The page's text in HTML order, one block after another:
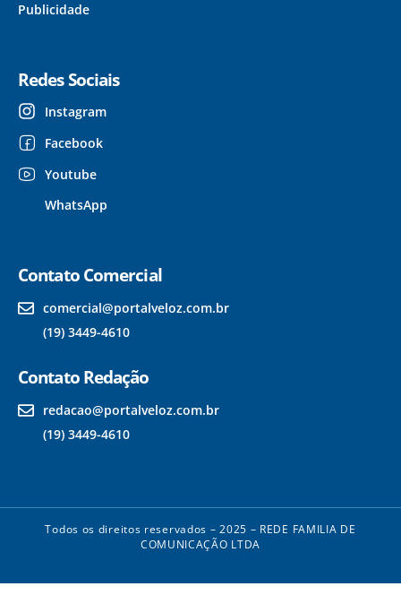
Publicidade
Redes Sociais
Instagram
Facebook
Youtube
WhatsApp
Contato Comercial
comercial@portalveloz.com.br
(19) 3449-4610
Contato Redação
redacao@portalveloz.com.br
(19) 3449-4610
Todos os direitos reservados – 2025 – REDE FAMILIA DE
COMUNICAÇÃO LTDA